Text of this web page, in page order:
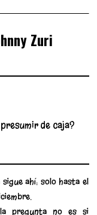
Zuri
de caja?
sigue ahí: solo hasta el
pregunta no es si